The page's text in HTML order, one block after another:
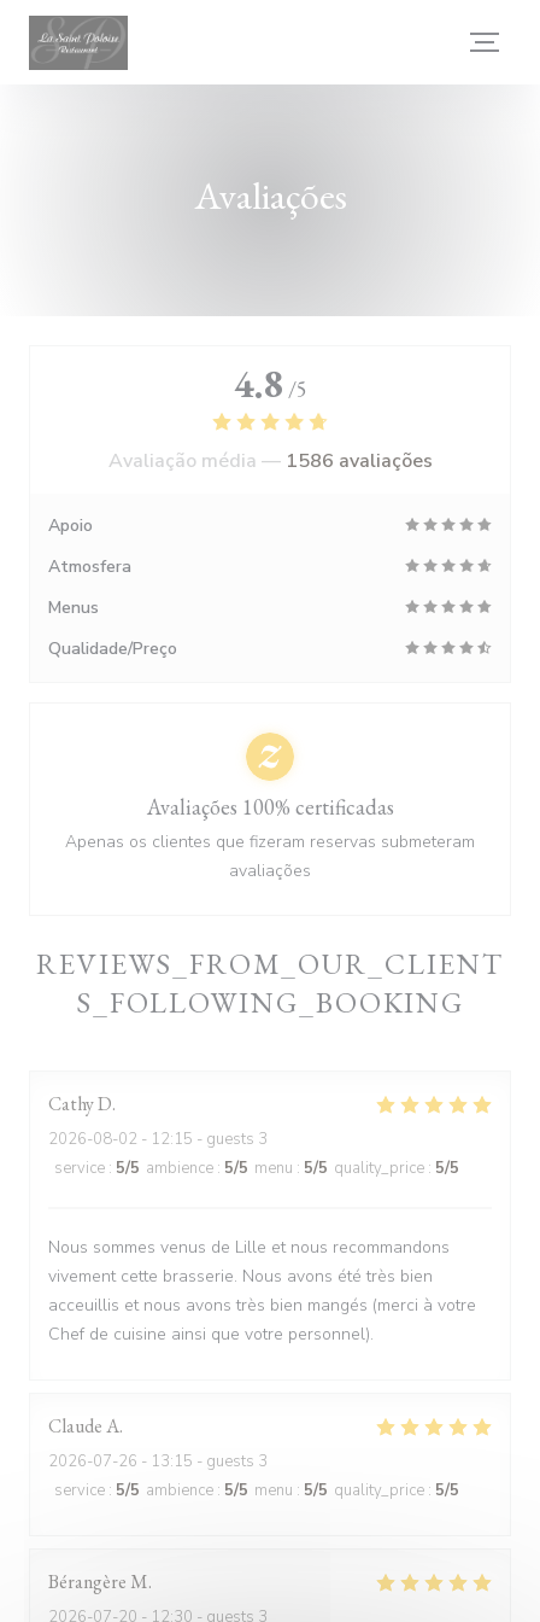
Painel de Gerenciamento de Cookies
Avaliações
REVIEWS_FROM_OUR_CLIENT
S_FOLLOWING_BOOKING
CathyD
2026-08-02 - 12:15 - guests 3
service : 5/5 ambience : 5/5 menu : 5/5 quality_price : 5/5
Nous sommes venus de Lille et nous recommandons
vivement cette brasserie. Nous avons été très bien
acceuillis et nous avons très bien mangés (merci à votre
Chef de cuisine ainsi que votre personnel).
ClaudeA
2026-07-26 - 13:15 - guests 3
service : 5/5 ambience : 5/5 menu : 5/5 quality_price : 5/5
Bérangère M
2026-07-20 - 12:30 - guests 3
4.8 /5
Avaliação média — 1586 avaliações
Apoio
Atmosfera
Menus
Qualidade/Preço
Avaliações 100% certificadas
Apenas os clientes que fizeram reservas submeteram
avaliações